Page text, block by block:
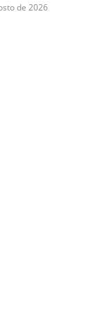
de 2026